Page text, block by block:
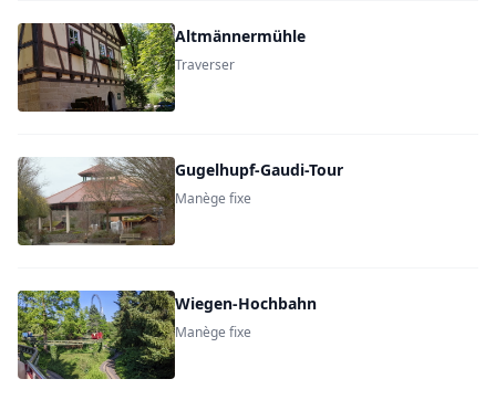
Altmännermühle
Traverser
Gugelhupf-Gaudi-Tour
Manège fixe
Wiegen-Hochbahn
Manège fixe